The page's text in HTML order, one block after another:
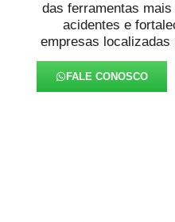
das ferramentas
acidentes e
empresas localizadas
FALE CONOSCO